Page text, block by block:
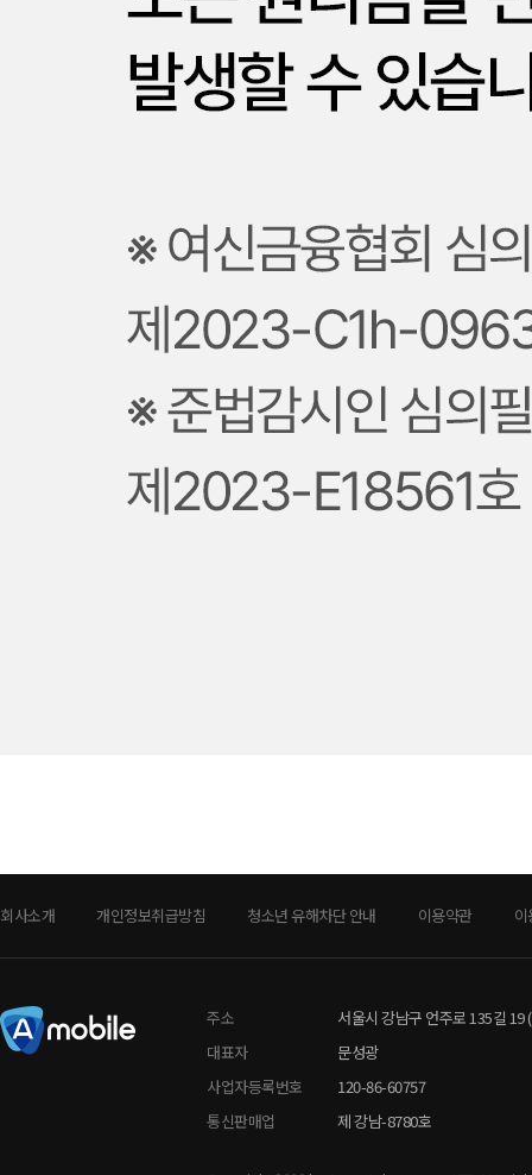
회사소개 개인정보취급방침 청소년 유해차단 안내 이용약관
주소
서울시 강남구 언주로 135길 19
대표자
문성광
사업자등록번호
120-86-60757
통신판매업
제 강남-8780호